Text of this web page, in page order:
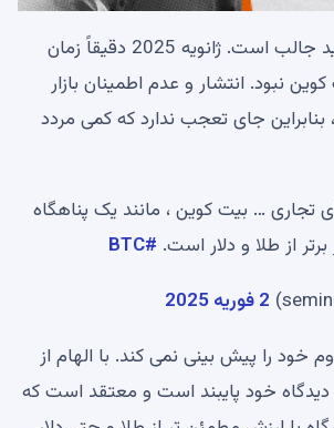
زمان این آخرین خرید جالب است. ژانویه 2025 دقیقاً زمان
نبود. انتشار و عدم اطمینان بازار
جای تعجب ندارد که کمی مردد
تجاری … بیت کوین ، مانند یک پناهگاه
از طلا و دلار است. #BTC
2 فوریه 2025
خود را پیش بینی نمی کند. با الهام از
دیدگاه خود پایبند است و معتقد است که